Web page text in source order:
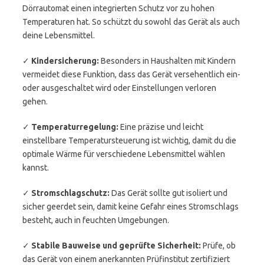
Dörrautomat einen integrierten Schutz vor zu hohen
Temperaturen hat. So schützt du sowohl das Gerät als auch
deine Lebensmittel.
✓ Kindersicherung: Besonders in Haushalten mit Kindern
vermeidet diese Funktion, dass das Gerät versehentlich ein-
oder ausgeschaltet wird oder Einstellungen verloren
gehen.
✓ Temperaturregelung: Eine präzise und leicht
einstellbare Temperatursteuerung ist wichtig, damit du die
optimale Wärme für verschiedene Lebensmittel wählen
kannst.
✓ Stromschlagschutz: Das Gerät sollte gut isoliert und
sicher geerdet sein, damit keine Gefahr eines Stromschlags
besteht, auch in feuchten Umgebungen.
✓ Stabile Bauweise und geprüfte Sicherheit: Prüfe, ob
das Gerät von einem anerkannten Prüfinstitut zertifiziert